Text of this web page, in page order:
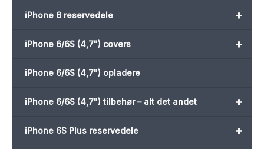
+
iPhone 6 reservedele
+
iPhone 6/6S (4,7") covers
iPhone 6/6S (4,7") opladere
+
iPhone 6/6S (4,7") tilbehør – alt det andet
+
iPhone 6S Plus reservedele